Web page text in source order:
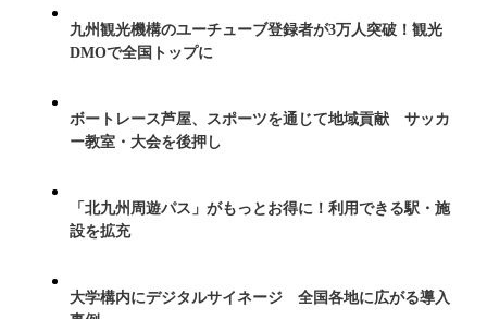
九州観光機構のユーチューブ登録者が3万人突破！観光
DMOで全国トップに
ボートレース芦屋、スポーツを通じて地域貢献 サッカ
ー教室・大会を後押し
「北九州周遊パス」がもっとお得に！利用できる駅・施
設を拡充
大学構内にデジタルサイネージ 全国各地に広がる導入